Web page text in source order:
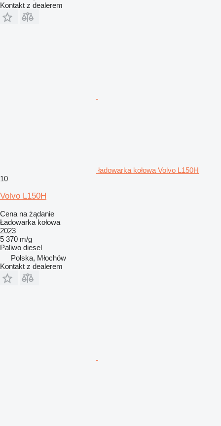
Kontakt z dealerem
ładowarka kołowa Volvo L150H
10
Volvo L150H
Cena na żądanie
Ładowarka kołowa
2023
5 370 m/g
Paliwo diesel
Polska, Młochów
Kontakt z dealerem